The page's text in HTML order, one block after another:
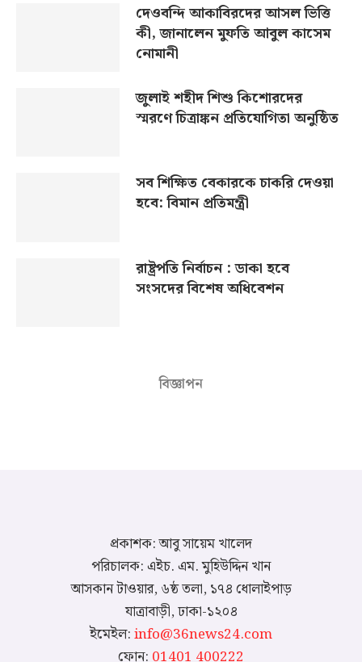
দেওবন্দি আকাবিরদের আসল ভিত্তি
কী, জানালেন মুফতি আবুল কাসেম
নোমানী
জুলাই শহীদ শিশু কিশোরদের
স্মরণে চিত্রাঙ্কন প্রতিযোগিতা অনুষ্ঠিত
সব শিক্ষিত বেকারকে চাকরি দেওয়া
হবে: বিমান প্রতিমন্ত্রী
রাষ্ট্রপতি নির্বাচন : ডাকা হবে
সংসদের বিশেষ অধিবেশন
বিজ্ঞাপন
প্রকাশক: আবু সায়েম খালেদ
পরিচালক: এইচ. এম. মুহিউদ্দিন খান
আসকান টাওয়ার, ৬ষ্ঠ তলা, ১৭৪ ধোলাইপাড়
যাত্রাবাড়ী, ঢাকা-১২০৪
ইমেইল:info@36news24.com
ফোন: 01401 400222